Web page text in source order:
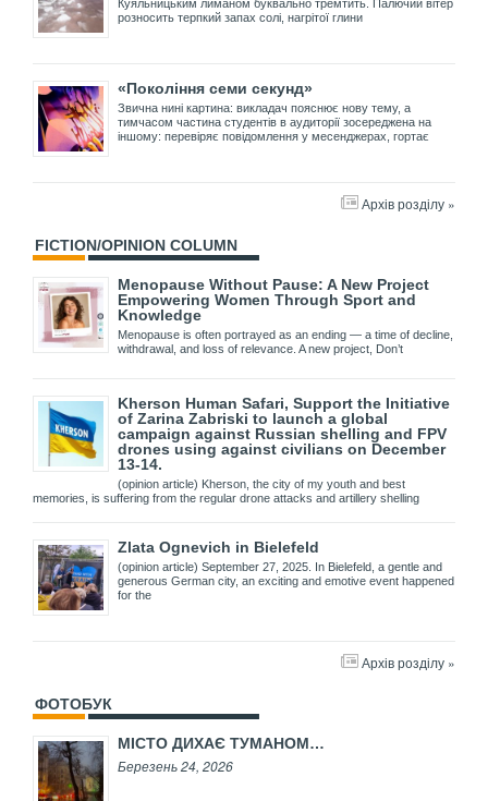
Куяльницьким лиманом буквально тремтить. Палючий вітер
розносить терпкий запах солі, нагрітої глини
«Покоління семи секунд»
Звична нині картина: викладач пояснює нову тему, а
тимчасом частина студентів в аудиторії зосереджена на
іншому: перевіряє повідомлення у месенджерах, гортає
Архів розділу »
FICTION/OPINION COLUMN
Menopause Without Pause: A New Project
Empowering Women Through Sport and
Knowledge
Menopause is often portrayed as an ending — a time of decline,
withdrawal, and loss of relevance. A new project, Don’t
Kherson Human Safari, Support the Initiative
of Zarina Zabriski to launch a global
campaign against Russian shelling and FPV
drones using against civilians on December
13-14.
(opinion article) Kherson, the city of my youth and best
memories, is suffering from the regular drone attacks and artillery shelling
Zlata Ognevich in Bielefeld
(opinion article) September 27, 2025. In Bielefeld, a gentle and
generous German city, an exciting and emotive event happened
for the
Архів розділу »
ФОТОБУК
МІСТО ДИХАЄ ТУМАНОМ…
Березень 24, 2026